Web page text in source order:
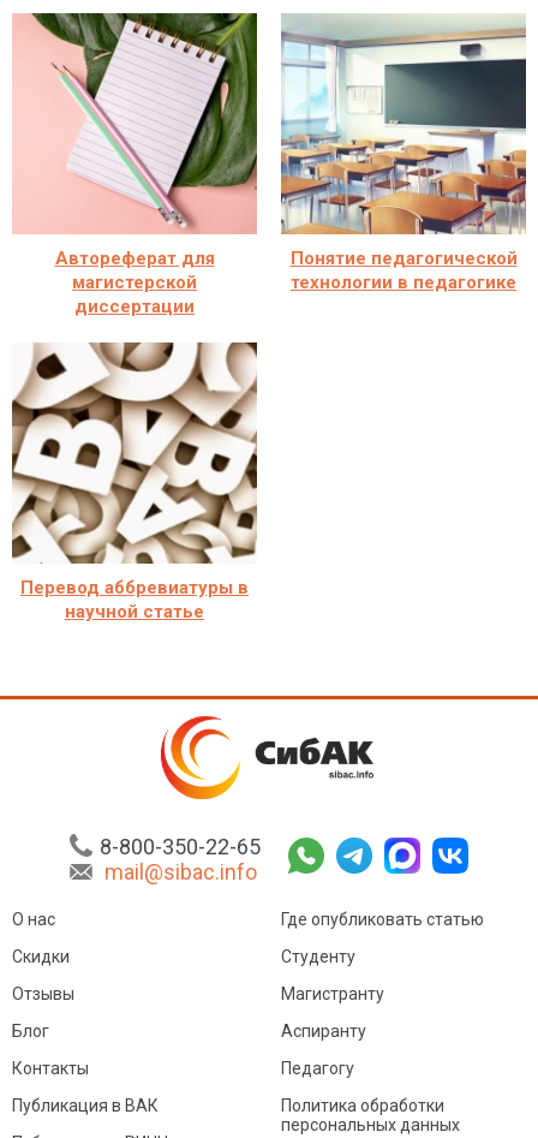
Автореферат для
магистерской
диссертации
Понятие педагогической
технологии в педагогике
Перевод аббревиатуры в
научной статье
8-800-350-22-65
mail@sibac.info
О нас
Скидки
Отзывы
Блог
Контакты
Где опубликовать статью
Студенту
Магистранту
Аспиранту
Педагогу
Публикация в ВАК
Политика обработки
персональных данных